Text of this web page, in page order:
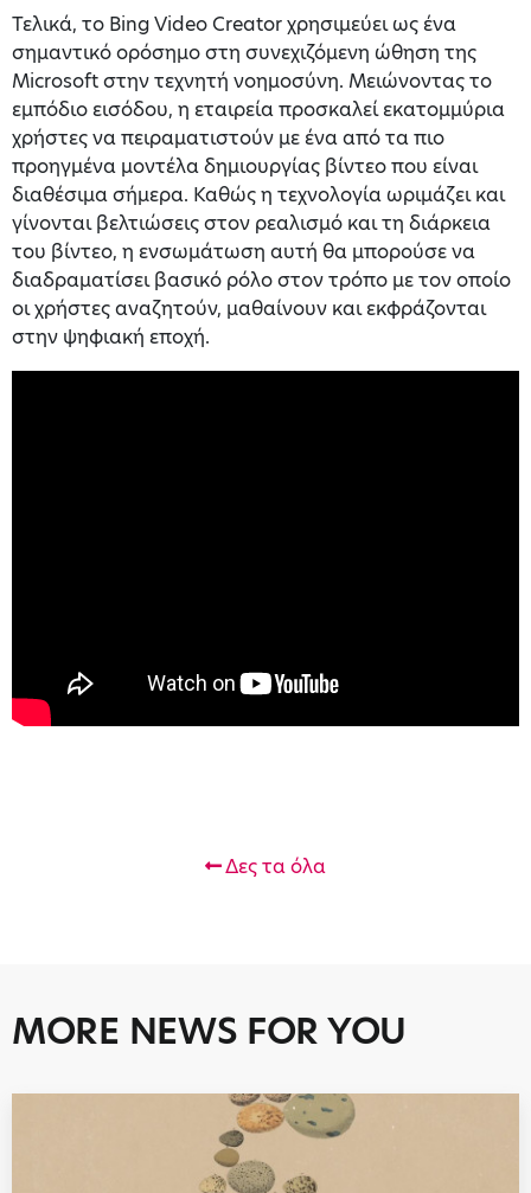
Τελικά, το Bing Video Creator χρησιμεύει ως ένα
σημαντικό ορόσημο στη συνεχιζόμενη ώθηση της
Microsoft στην τεχνητή νοημοσύνη. Μειώνοντας το
εμπόδιο εισόδου, η εταιρεία προσκαλεί εκατομμύρια
χρήστες να πειραματιστούν με ένα από τα πιο
προηγμένα μοντέλα δημιουργίας βίντεο που είναι
διαθέσιμα σήμερα. Καθώς η τεχνολογία ωριμάζει και
γίνονται βελτιώσεις στον ρεαλισμό και τη διάρκεια
του βίντεο, η ενσωμάτωση αυτή θα μπορούσε να
διαδραματίσει βασικό ρόλο στον τρόπο με τον οποίο
οι χρήστες αναζητούν, μαθαίνουν και εκφράζονται
στην ψηφιακή εποχή.
Δες τα όλα
MORE NEWS FOR YOU